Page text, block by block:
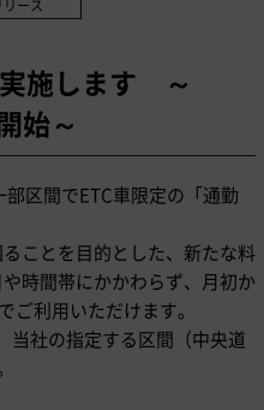
ース
施します ～
始～
区間でETC車限定の「通勤
ことを目的とした、新たな料
時間帯にかかわらず、月初か
利用いただけます。
当社の指定する区間（中央道